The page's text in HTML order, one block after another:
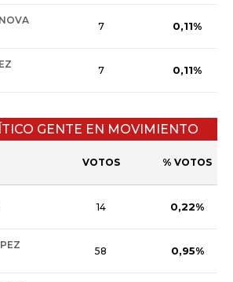
7 0,11%
7 0,11%
GENTE EN MOVIMIENTO
VOTOS % VOTOS
14 0,22%
58 0,95%